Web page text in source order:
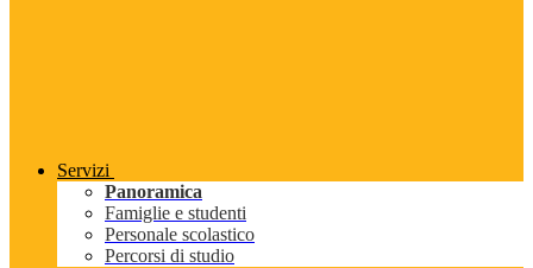
Servizi
Panoramica
Famiglie e studenti
Personale scolastico
Percorsi di studio